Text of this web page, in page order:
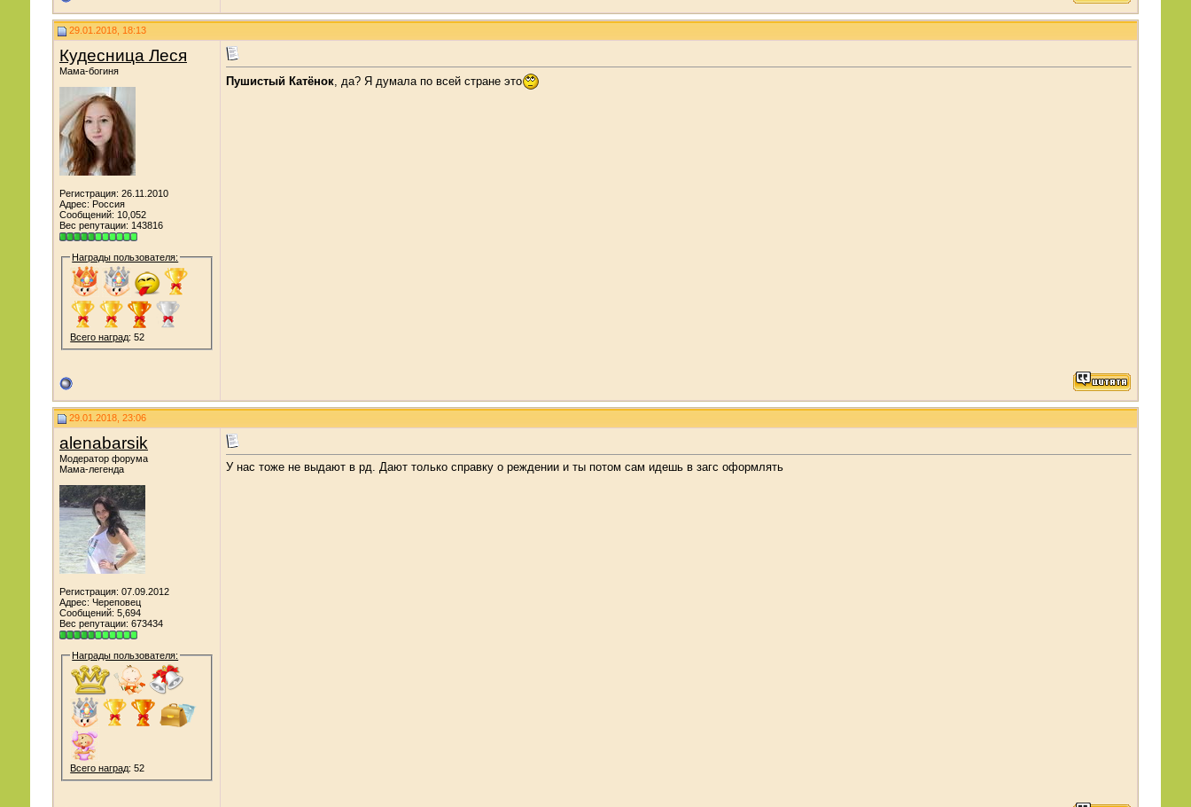
29.01.2018, 18:13
Кудесница Леся
Мама-богиня
Регистрация: 26.11.2010
Адрес: Россия
Сообщений: 10,052
Вес репутации: 143816
Награды пользователя:
Всего наград: 52
Пушистый Катёнок, да? Я думала по всей стране это
29.01.2018, 23:06
alenabarsik
Модератор форума
Мама-легенда
Регистрация: 07.09.2012
Адрес: Череповец
Сообщений: 5,694
Вес репутации: 673434
Награды пользователя:
Всего наград: 52
У нас тоже не выдают в рд. Дают только справку о реждении и ты потом сам идешь в загс оформлять